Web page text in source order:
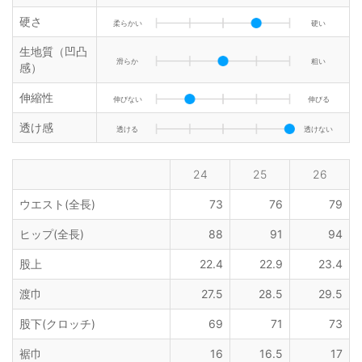
硬さ 柔らかい 硬い
生地質（凹凸
感）
滑らか 粗い
伸縮性 伸びない 伸びる
透け感 透ける 透けない
24 25 26
ウエスト(全長) 73 76 79
ヒップ(全長) 88 91 94
股上 22.4 22.9 23.4
渡巾 27.5 28.5 29.5
股下(クロッチ) 69 71 73
裾巾 16 16.5 17